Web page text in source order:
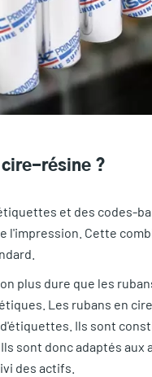
résine ?
et des codes-
l'impression. Cette
plus dure que les
Les rubans en
Ils sont
sont donc adaptés
des actifs.